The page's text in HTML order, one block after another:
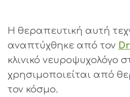
Η θεραπευτική αυτή
αναπτύχθηκε από τον
κλινικό νευροψυχολόγο
χρησιμοποιείται από
τον κόσμο.